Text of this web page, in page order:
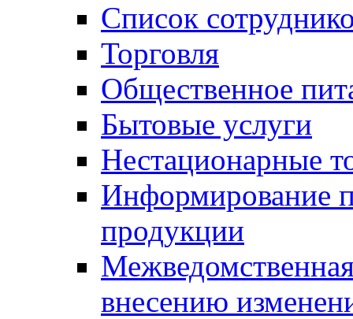
Список
Торговля
Общественное
Бытовые услуги
Нестационарные
Информирование
продукции
внесению